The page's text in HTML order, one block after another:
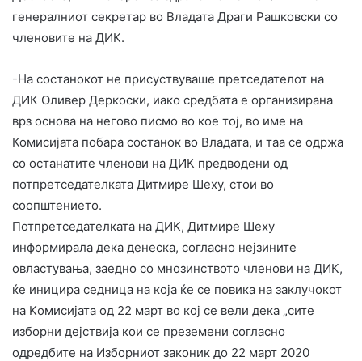
генералниот секретар во Владата Драги Рашковски со
членовите на ДИК.
-На состанокот не присуствуваше претседателот на
ДИК Оливер Деркоски, иако средбата е организирана
врз основа на негово писмо во кое тој, во име на
Комисијата побара состанок во Владата, и таа се одржа
со останатите членови на ДИК предводени од
потпретседателката Дитмире Шеху, стои во
соопштението.
Потпретседателката на ДИК, Дитмире Шеху
информирала дека денеска, согласно нејзините
овластувања, заедно со мнозинството членови на ДИК,
ќе иницира седница на која ќе се повика на заклучокот
на Kомисијата од 22 март во кој се вели дека „сите
изборни дејствија кои се преземени согласно
одредбите на Изборниот законик до 22 март 2020